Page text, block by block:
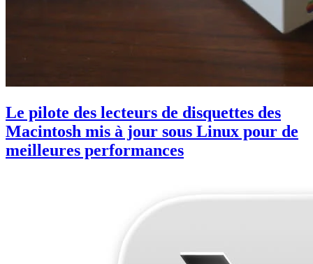
Le pilote des lecteurs de disquettes des
Macintosh mis à jour sous Linux pour de
meilleures performances